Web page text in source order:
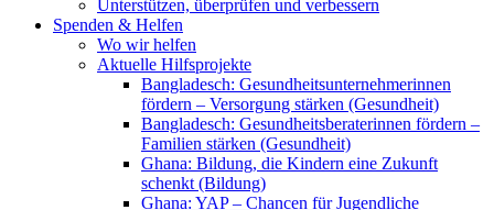
Unterstützen, überprüfen und verbessern
Spenden & Helfen
Wo wir helfen
Aktuelle Hilfsprojekte
Bangladesch: Gesundheitsunternehmerinnen
fördern – Versorgung stärken (Gesundheit)
Bangladesch: Gesundheitsberaterinnen fördern –
Familien stärken (Gesundheit)
Ghana: Bildung, die Kindern eine Zukunft
schenkt (Bildung)
Ghana: YAP – Chancen für Jugendliche